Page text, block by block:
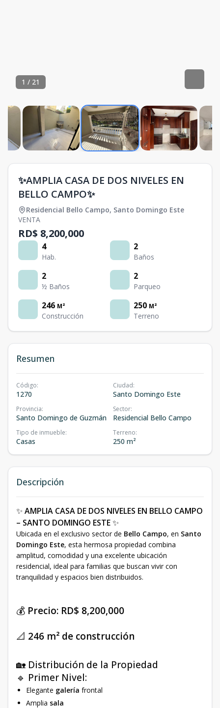
1 / 21
✨AMPLIA CASA DE DOS NIVELES EN
BELLO CAMPO✨
Residencial Bello Campo, Santo Domingo Este
VENTA
RD$ 8,200,000
4
Hab.
2
Baños
2
½ Baños
2
Parqueo
246 M²
Construcción
250 M²
Terreno
Resumen
Código:
1270
Ciudad:
Santo Domingo Este
Provincia:
Santo Domingo de Guzmán
Sector:
Residencial Bello Campo
Tipo de inmueble:
Casas
Terreno:
250 m²
Descripción
✨ AMPLIA CASA DE DOS NIVELES EN BELLO CAMPO
– SANTO DOMINGO ESTE✨
Ubicada en el exclusivo sector de Bello Campo, en Santo
Domingo Este, esta hermosa propiedad combina
amplitud, comodidad y una excelente ubicación
residencial, ideal para familias que buscan vivir con
tranquilidad y espacios bien distribuidos.
💰 Precio: RD$ 8,200,000
📐 246 m² de construcción
🏡 Distribución de la Propiedad
🔹 Primer Nivel:
Elegante galería frontal
Amplia sala